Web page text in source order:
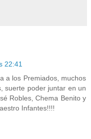
22:41
a los Premiados, muchos
suerte poder juntar en un
Robles, Chema Benito y
Infantes!!!!